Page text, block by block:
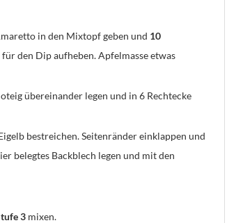
in den Mixtopf geben und 10
den Dip aufheben. Apfelmasse etwas
übereinander legen und in 6 Rechtecke
bestreichen. Seitenränder einklappen und
belegtes Backblech legen und mit den
3 mixen.